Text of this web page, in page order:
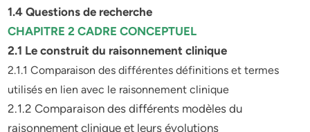
1.4 Questions de recherche
CHAPITRE 2 CADRE CONCEPTUEL
2.1 Le construit du raisonnement clinique
2.1.1 Comparaison des différentes définitions et termes
utilisés en lien avec le raisonnement clinique
2.1.2 Comparaison des différents modèles du
raisonnement clinique et leurs évolutions